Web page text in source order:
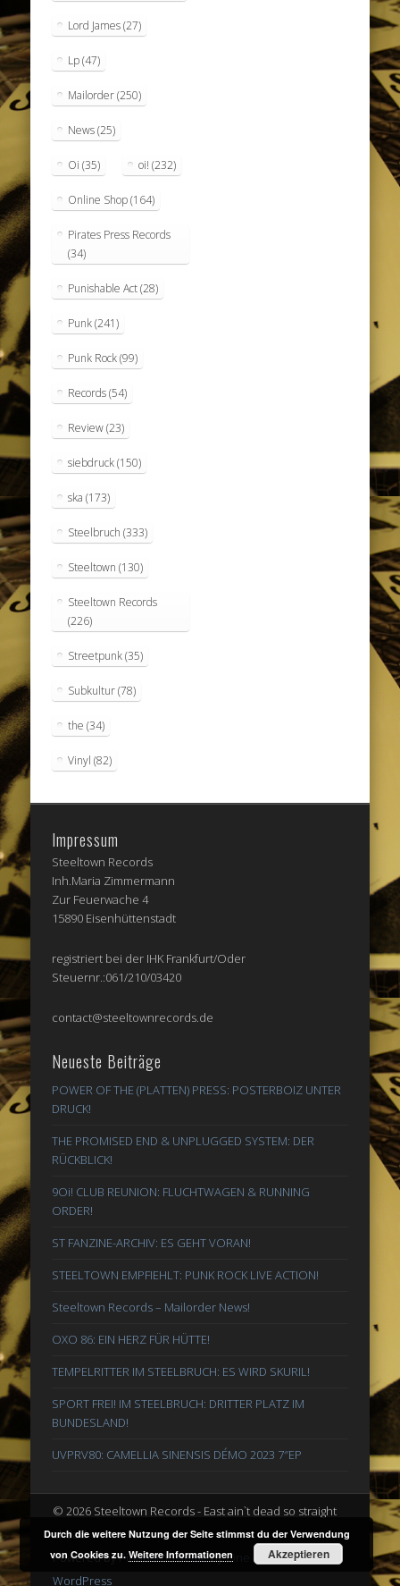
Lord James(27)
Lp(47)
Mailorder(250)
News(25)
Oi (35) oi! (232)
Online Shop(164)
Pirates Press Records
(34)
Punishable Act(28)
Punk(241)
Punk Rock(99)
Records(54)
Review(23)
siebdruck(150)
ska (173)
Steelbruch (333)
Steeltown (130)
Steeltown Records
(226)
Streetpunk(35)
Subkultur(78)
the (34)
Vinyl (82)
Impressum
Steeltown Records
Inh.Maria Zimmermann
Zur Feuerwache 4
15890 Eisenhüttenstadt
registriert bei der IHK Frankfurt/Oder
Steuernr.:061/210/03420
contact@steeltownrecords.de
Neueste Beiträge
POWER OF THE (PLATTEN) PRESS: POSTERBOIZ UNTER
DRUCK!
THE PROMISED END & UNPLUGGED SYSTEM: DER
RÜCKBLICK!
9Oi! CLUB REUNION: FLUCHTWAGEN & RUNNING
ORDER!
ST FANZINE-ARCHIV: ES GEHT VORAN!
STEELTOWN EMPFIEHLT: PUNK ROCK LIVE ACTION!
Steeltown Records – Mailorder News!
OXO 86: EIN HERZ FÜR HÜTTE!
TEMPELRITTER IM STEELBRUCH: ES WIRD SKURIL!
SPORT FREI! IM STEELBRUCH: DRITTER PLATZ IM
BUNDESLAND!
UVPRV80: CAMELLIA SINENSIS DÉMO 2023 7″EP
© 2026 Steeltown Records - East ain`t dead so straight
ahead
Powered byPinboard ThemebyOne Designsand
WordPress
Durch die weitere Nutzung der Seite stimmst du der Verwendung
von Cookies zu.Weitere Informationen Akzeptieren